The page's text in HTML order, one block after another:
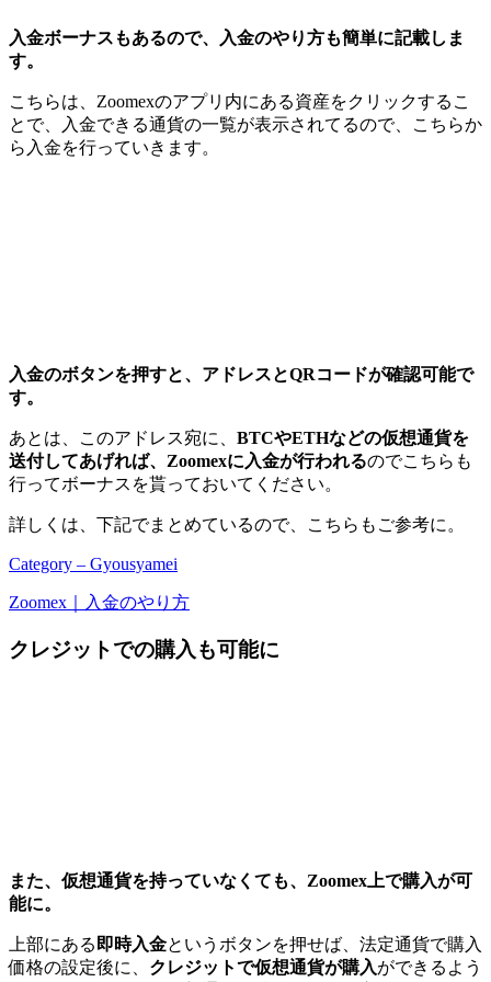
入金ボーナスもあるので、入金のやり方も簡単に記載しま
す。
こちらは、Zoomexのアプリ内にある資産をクリックするこ
とで、入金できる通貨の一覧が表示されてるので、こちらか
ら入金を行っていきます。
入金のボタンを押すと、アドレスとQRコードが確認可能で
す。
あとは、このアドレス宛に、 BTCやETHなどの仮想通貨を
送付してあげれば、Zoomexに入金が行われるのでこちらも
行ってボーナスを貰っておいてください。
詳しくは、下記でまとめているので、こちらもご参考に。
Category – Gyousyamei
Zoomex｜入金のやり方
クレジットでの購入も可能に
また、仮想通貨を持っていなくても、Zoomex上で購入が可
能に。
上部にある 即時入金というボタンを押せば、法定通貨で購入
価格の設定後に、 クレジットで仮想通貨が購入ができるよう